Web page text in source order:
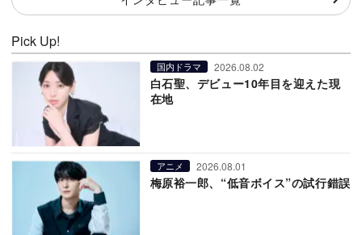
Pick Up!
国内ドラマ 2026.08.02
白石聖、デビュー10年目を迎えた現
在地
アニメ 2026.08.01
梅原裕一郎、“低音ボイス”の試行錯誤